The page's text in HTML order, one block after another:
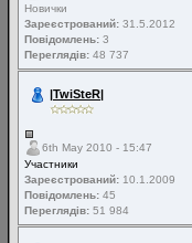
Новички
Зареєстрований: 31.5.2012
Повідомлень: 3
Переглядів: 48 737
|TwiSteR|
6th May 2010 - 15:47
Участники
Зареєстрований: 10.1.2009
Повідомлень: 45
Переглядів: 51 984